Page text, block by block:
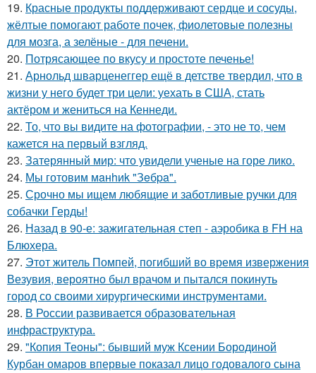
19. Красные продукты поддерживают сердце и сосуды,
жёлтые помогают работе почек, фиолетовые полезны
для мозга, а зелёные - для печени.
20. Потрясающее по вкусу и простоте печенье!
21. Арнольд шварценеггер ещё в детстве твердил, что в
жизни у него будет три цели: уехать в США, стать
актёром и жениться на Кеннеди.
22. То, что вы видите на фотографии, - это не то, чем
кажется на первый взгляд.
23. Затерянный мир: что увидели ученые на горе лико.
24. Мы готовим мaнhиk "Зeбpa".
25. Срочно мы ищем любящие и заботливые ручки для
собачки Герды!
26. Назад в 90-е: зажигательная степ - аэробика в FH на
Блюхера.
27. Этот житель Помпей, погибший во время извержения
Везувия, вероятно был врачом и пытался покинуть
город со своими хирургическими инструментами.
28. В России развивается образовательная
инфраструктура.
29. "Копия Теоны": бывший муж Ксении Бородиной
Курбан омаров впервые показал лицо годовалого сына